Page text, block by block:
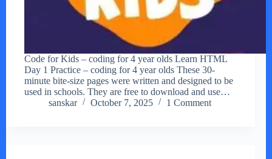
Code for Kids – coding for 4 year olds Learn HTML
Day 1 Practice – coding for 4 year olds These 30-
minute bite-size pages were written and designed to be
used in schools. They are free to download and use…
sanskar
October 7, 2025 1 Comment